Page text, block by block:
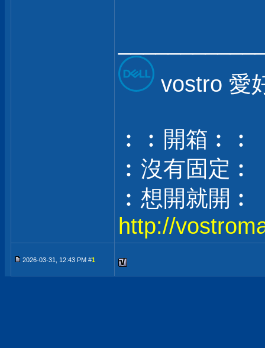
vostro 愛
︰︰開箱︰︰
︰沒有固定︰
︰想開就開︰
http://
2026-03-31, 12:43 PM #1